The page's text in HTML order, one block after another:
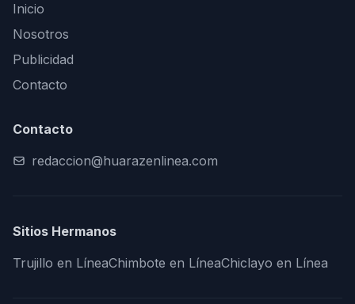
Inicio
Nosotros
Publicidad
Contacto
Contacto
redaccion@huarazenlinea.com
Sitios Hermanos
Trujillo en LíneaChimbote en LíneaChiclayo en Línea